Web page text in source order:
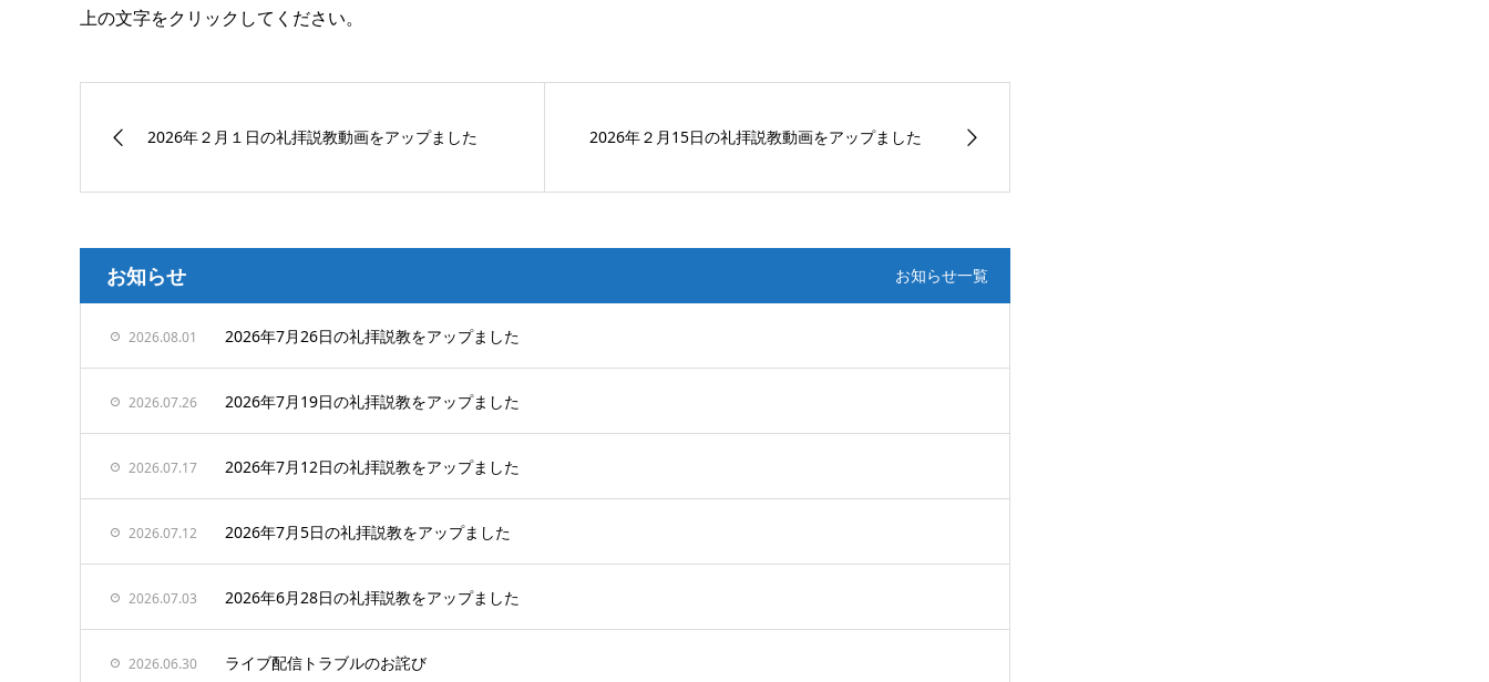
上の文字をクリックしてください。
2026年２月１日の礼拝説教動画をアップました 2026年２月15日の礼拝説教動画をアップました
お知らせ お知らせ一覧
2026.08.01 2026年7月26日の礼拝説教をアップました
2026.07.26 2026年7月19日の礼拝説教をアップました
2026.07.17 2026年7月12日の礼拝説教をアップました
2026.07.12 2026年7月5日の礼拝説教をアップました
2026.07.03 2026年6月28日の礼拝説教をアップました
2026.06.30 ライブ配信トラブルのお詫び